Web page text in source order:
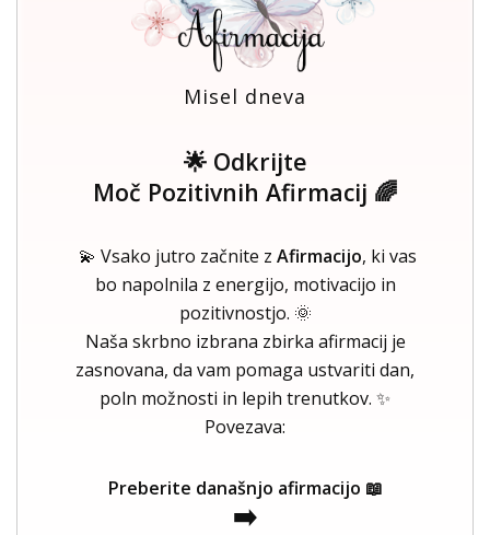
Misel dneva
🌟 Odkrijte
Moč Pozitivnih Afirmacij 🌈
💫 Vsako jutro začnite z Afirmacijo, ki vas
bo napolnila z energijo, motivacijo in
pozitivnostjo. 🌞
Naša skrbno izbrana zbirka afirmacij je
zasnovana, da vam pomaga ustvariti dan,
poln možnosti in lepih trenutkov. ✨
Povezava:
Preberite današnjo afirmacijo 📖
➡️